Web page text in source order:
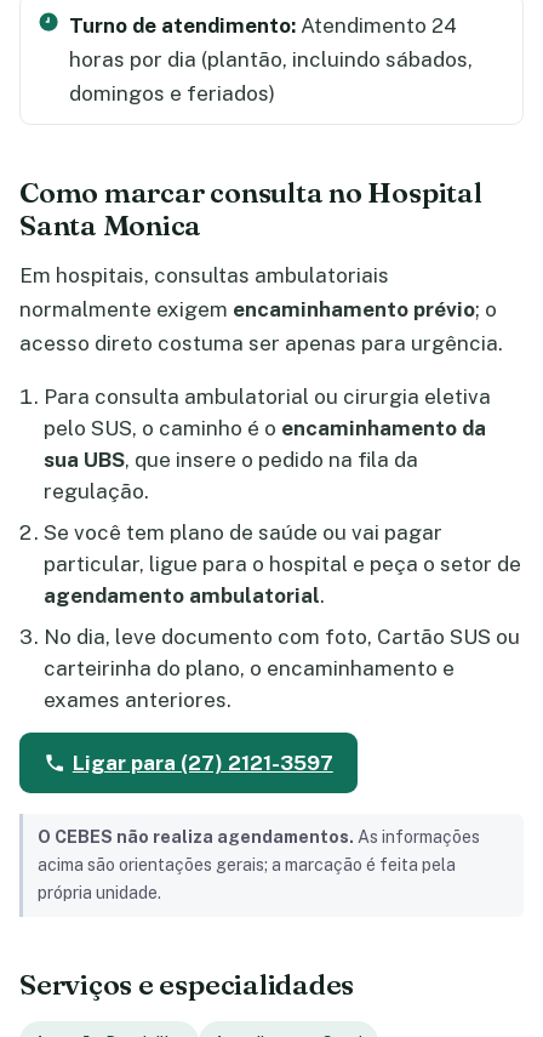
Turno de atendimento: Atendimento 24
horas por dia (plantão, incluindo sábados,
domingos e feriados)
Como marcar consulta no Hospital
Santa Monica
Em hospitais, consultas ambulatoriais
normalmente exigem encaminhamento prévio; o
acesso direto costuma ser apenas para urgência.
Para consulta ambulatorial ou cirurgia eletiva
pelo SUS, o caminho é o encaminhamento da
sua UBS, que insere o pedido na fila da
regulação.
Se você tem plano de saúde ou vai pagar
particular, ligue para o hospital e peça o setor de
agendamento ambulatorial.
No dia, leve documento com foto, Cartão SUS ou
carteirinha do plano, o encaminhamento e
exames anteriores.
Ligar para (27) 2121-3597
O CEBES não realiza agendamentos. As informações
acima são orientações gerais; a marcação é feita pela
própria unidade.
Serviços e especialidades